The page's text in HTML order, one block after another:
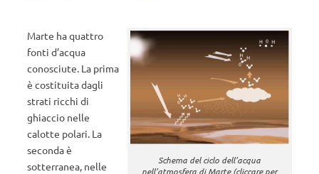
Schema del ciclo dell’acqua
nell’atmosfera di Marte (cliccare per
Marte ha quattro
fonti d’acqua
conosciute. La prima
è costituita dagli
strati ricchi di
ghiaccio nelle
calotte polari. La
seconda è
sotterranea, nelle